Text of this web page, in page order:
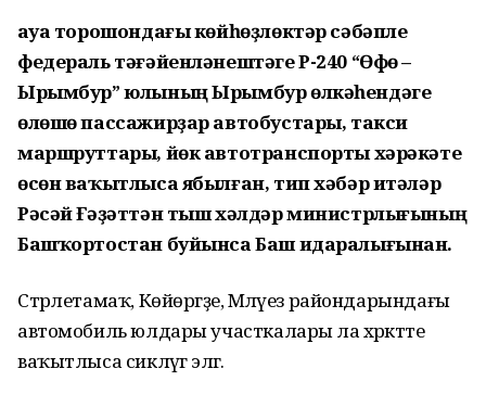
Һауа торошондағы көйһөҙлөктәр сәбәпле
федераль тәғәйенләнештәге Р-240 “Өфө –
Ырымбур” юлының Ырымбур өлкәһендәге
өлөшө пассажирҙар автобустары, такси
маршруттары, йөк автотранспорты хәрәкәте
өсөн ваҡытлыса ябылған, тип хәбәр итәләр
Рәсәй Ғәҙәттән тыш хәлдәр министрлығының
Башҡортостан буйынса Баш идаралығынан.
Стәрлетамаҡ, Көйөргәҙе, Мәләүез райондарындағы
автомобиль юлдары участкалары ла хәрәкәтте
ваҡытлыса сикләүгә эләгә.